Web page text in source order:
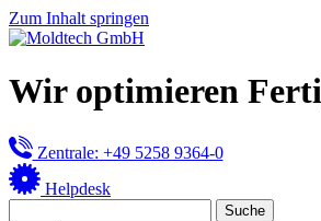
Zum Inhalt springen
Wir optimieren
Zentrale: +49 5258 9364-0
Helpdesk